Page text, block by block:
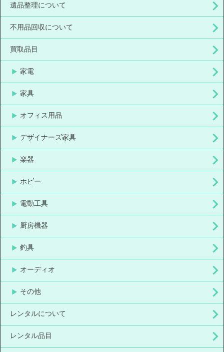
遺品整理について
不用品回収について
買取品目
家電
家具
オフィス用品
デザイナーズ家具
楽器
ホビー
電動工具
厨房機器
釣具
オーディオ
その他
レンタルについて
レンタル品目